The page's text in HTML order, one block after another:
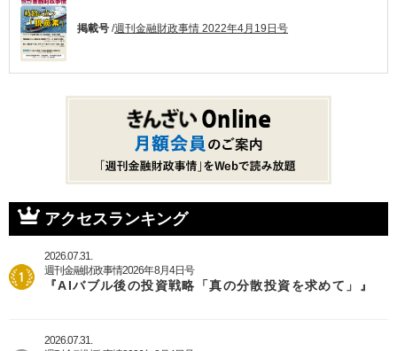
掲載号 /週刊金融財政事情 2022年4月19日号
アクセスランキング
2026.07.31.
週刊金融財政事情2026年8月4日号
『AIバブル後の投資戦略「真の分散投資を求めて」』
2026.07.31.